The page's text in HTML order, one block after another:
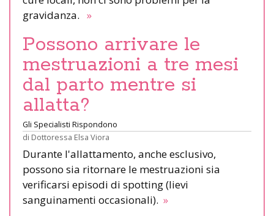
gravidanza. »
Possono arrivare le
mestruazioni a tre mesi
dal parto mentre si
allatta?
Gli Specialisti Rispondono
di Dottoressa Elsa Viora
Durante l'allattamento, anche esclusivo,
possono sia ritornare le mestruazioni sia
verificarsi episodi di spotting (lievi
sanguinamenti occasionali). »